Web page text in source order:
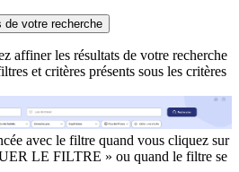
votre recherche
affiner les résultats de votre recherche
et critères présents sous les critères
avec le filtre quand vous cliquez sur
LE FILTRE » ou quand le filtre se